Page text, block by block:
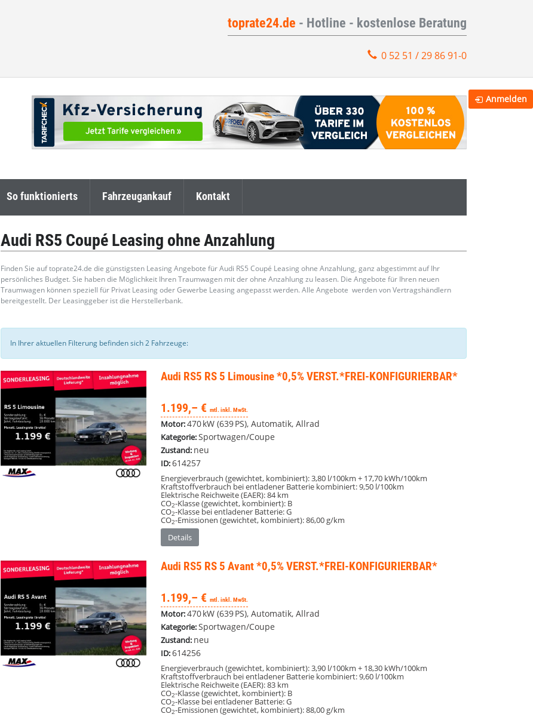
toprate24.de - Hotline - kostenlose Beratung
0 52 51 / 29 86 91-0
So funktionierts Fahrzeugankauf Kontakt
Audi RS5 Coupé Leasing ohne Anzahlung
Finden Sie auf toprate24.de die günstigsten Leasing Angebote für Audi RS5 Coupé Leasing ohne Anzahlung, ganz abgestimmt auf Ihr
persönliches Budget. Sie haben die Möglichkeit Ihren Traumwagen mit der ohne Anzahlung zu leasen. Die Angebote für Ihren neuen
Traumwagen können speziell für Privat Leasing oder Gewerbe Leasing angepasst werden. Alle Angebote werden von Vertragshändlern
bereitgestellt. Der Leasinggeber ist die Herstellerbank.
In Ihrer aktuellen Filterung befinden sich2 Fahrzeuge:
Audi RS5 RS 5 Limousine *0,5% VERST.*FREI-KONFIGURIERBAR*
1.199,– € mtl. inkl. MwSt.
Motor:470 kW (639 PS), Automatik, Allrad
Kategorie:Sportwagen/Coupe
Zustand: neu
ID:614257
Energieverbrauch (gewichtet, kombiniert):3,80 l/100km + 17,70 kWh/100km
Kraftstoffverbrauch bei entladener Batterie kombiniert:9,50 l/100km
Elektrische Reichweite (EAER):84 km
CO2-Klasse (gewichtet, kombiniert): B
CO2-Klasse bei entladener Batterie:G
CO2-Emissionen (gewichtet, kombiniert):86,00 g/km
Details
Audi RS5 RS 5 Avant *0,5% VERST.*FREI-KONFIGURIERBAR*
1.199,– € mtl. inkl. MwSt.
Motor:470 kW (639 PS), Automatik, Allrad
Kategorie:Sportwagen/Coupe
Zustand: neu
ID:614256
Energieverbrauch (gewichtet, kombiniert):3,90 l/100km + 18,30 kWh/100km
Kraftstoffverbrauch bei entladener Batterie kombiniert:9,60 l/100km
Elektrische Reichweite (EAER):83 km
CO2-Klasse (gewichtet, kombiniert): B
CO2-Klasse bei entladener Batterie:G
CO2-Emissionen (gewichtet, kombiniert):88,00 g/km
Anmelden